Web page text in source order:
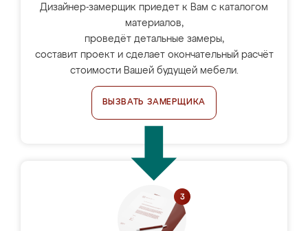
Дизайнер-замерщик приедет к Вам с каталогом
материалов,
проведёт детальные замеры,
составит проект и сделает окончательный расчёт
стоимости Вашей будущей мебели.
ВЫЗВАТЬ ЗАМЕРЩИКА